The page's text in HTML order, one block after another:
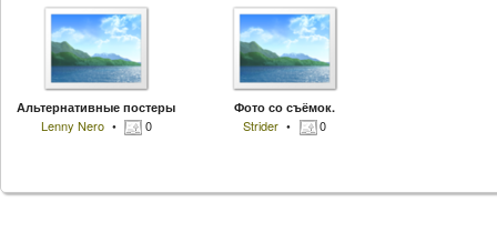
Альтернативные постеры
Lenny Nero 0
Фото со съёмок.
Strider 0